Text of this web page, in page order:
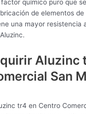
químico puro que
de elementos de
una mayor resistencia
Aluzinc
San
tr4 en Centro